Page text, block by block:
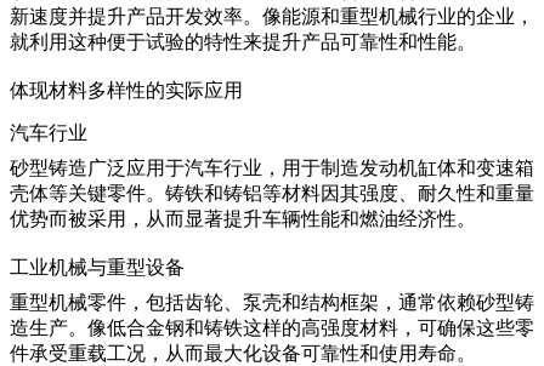
新速度并提升产品开发效率。像能源和重型机械行业的企业，
就利用这种便于试验的特性来提升产品可靠性和性能。
体现材料多样性的实际应用
汽车行业
砂型铸造广泛应用于汽车行业，用于制造发动机缸体和变速箱
壳体等关键零件。铸铁和铸铝等材料因其强度、耐久性和重量
优势而被采用，从而显著提升车辆性能和燃油经济性。
工业机械与重型设备
重型机械零件，包括齿轮、泵壳和结构框架，通常依赖砂型铸
造生产。像低合金钢和铸铁这样的高强度材料，可确保这些零
件承受重载工况，从而最大化设备可靠性和使用寿命。